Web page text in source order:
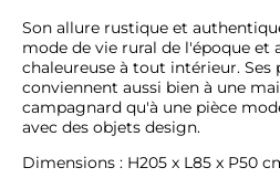
Son allure rustique et
mode de vie rural de l'époque et
chaleureuse à tout intérieur.
conviennent aussi bien à une
campagnard qu'à une pièce
avec des objets design.
Dimensions : H205 x L85 x P50